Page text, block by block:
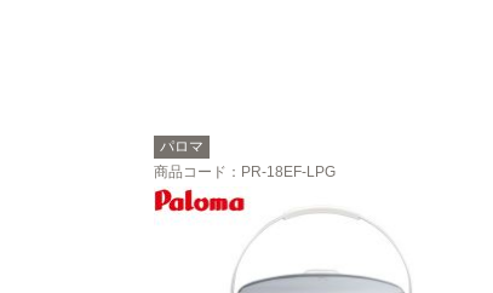
パロマ
商品コード ：PR-18EF-LPG